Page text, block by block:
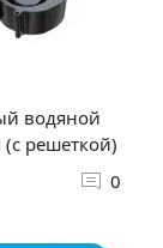
водяной
решеткой)
0